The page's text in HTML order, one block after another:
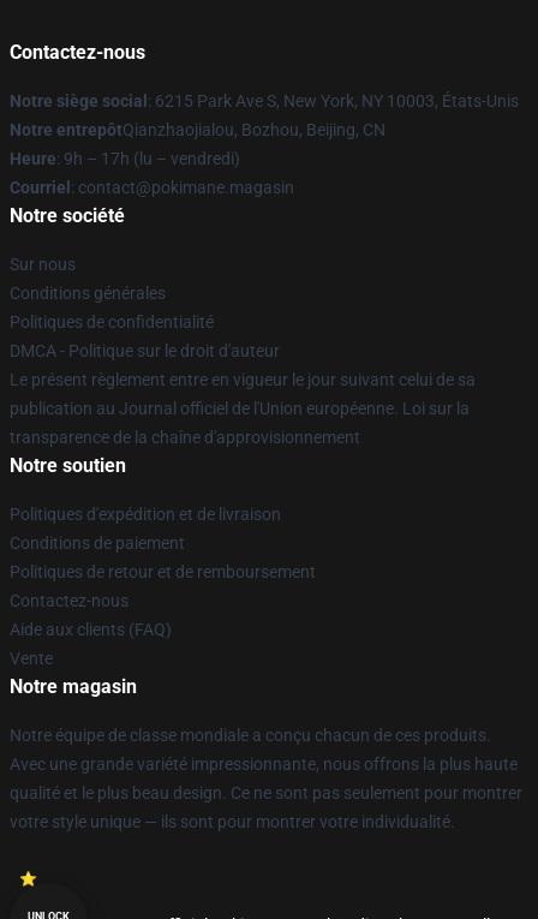
Contactez-nous
Notre siège social : 6215 Park Ave S, New York, NY 10003, États-Unis
Notre entrepôtQianzhaojialou, Bozhou, Beijing, CN
Heure: 9h – 17h (lu – vendredi)
Courriel : contact@pokimane.magasin
Notre société
Sur nous
Conditions générales
Politiques de confidentialité
DMCA - Politique sur le droit d'auteur
Le présent règlement entre en vigueur le jour suivant celui de sa
publication au Journal officiel de l'Union européenne. Loi sur la
transparence de la chaîne d'approvisionnement
Notre soutien
Politiques d'expédition et de livraison
Conditions de paiement
Politiques de retour et de remboursement
Contactez-nous
Aide aux clients (FAQ)
Vente
Notre magasin
Notre équipe de classe mondiale a conçu chacun de ces produits.
Avec une grande variété impressionnante, nous offrons la plus haute
qualité et le plus beau design. Ce ne sont pas seulement pour montrer
votre style unique — ils sont pour montrer votre individualité.
UNLOCK